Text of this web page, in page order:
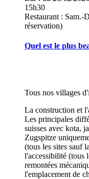
15h30
Restaurant : Sam.-
réservation)
Quel est le plus
Tous nos villages
La construction et
Les principales
suisses avec kota,
Zugspitze
(tous les sites sauf
l'accessibilité (tous
remontées
l'emplacement de